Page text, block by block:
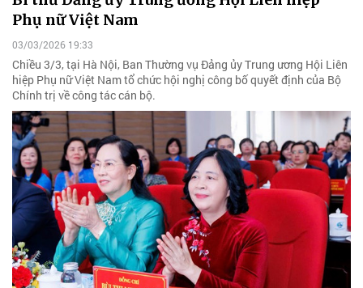
Phụ nữ Việt Nam
03/03/2026 19:33
Chiều 3/3, tại Hà Nội, Ban Thường vụ Đảng ủy Trung ương Hội Liên
hiệp Phụ nữ Việt Nam tổ chức hội nghị công bố quyết định của Bộ
Chính trị về công tác cán bộ.